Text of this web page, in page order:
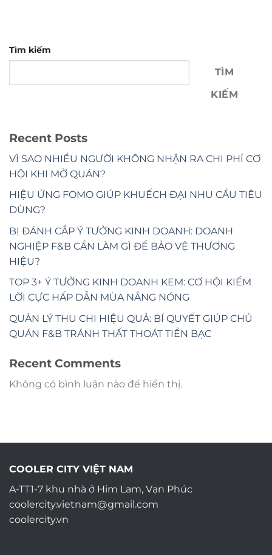
Tìm kiếm
TÌM
KIẾM
Recent Posts
VÌ SAO NHIỀU NGƯỜI KHÔNG NHẬN RA CHI PHÍ CƠ
HỘI KHI MỞ QUÁN?
HIỆU ỨNG FOMO GIÚP KHUẾCH ĐẠI NHU CẦU TIÊU
DÙNG?
BỊ ĐÁNH CẮP Ý TƯỞNG KINH DOANH: DOANH
NGHIỆP F&B CẦN LÀM GÌ ĐỂ BẢO VỆ THƯƠNG
HIỆU?
TOP 3+ Ý TƯỞNG KINH DOANH KEM: CƠ HỘI KIẾM
LỜI CỰC HẤP DẪN MÙA NẮNG NÓNG
QUẢN LÝ THU CHI HIỆU QUẢ: BÍ QUYẾT GIÚP CHỦ
QUÁN F&B TRÁNH THẤT THOÁT TIỀN BẠC
Recent Comments
Không có bình luận nào để hiển thị.
COOLER CITY VIỆT NAM
A-TT1-7 khu nhà ở Him Lam, Vạn Phúc
coolercity.vietnam@gmail.com
coolercity.vn